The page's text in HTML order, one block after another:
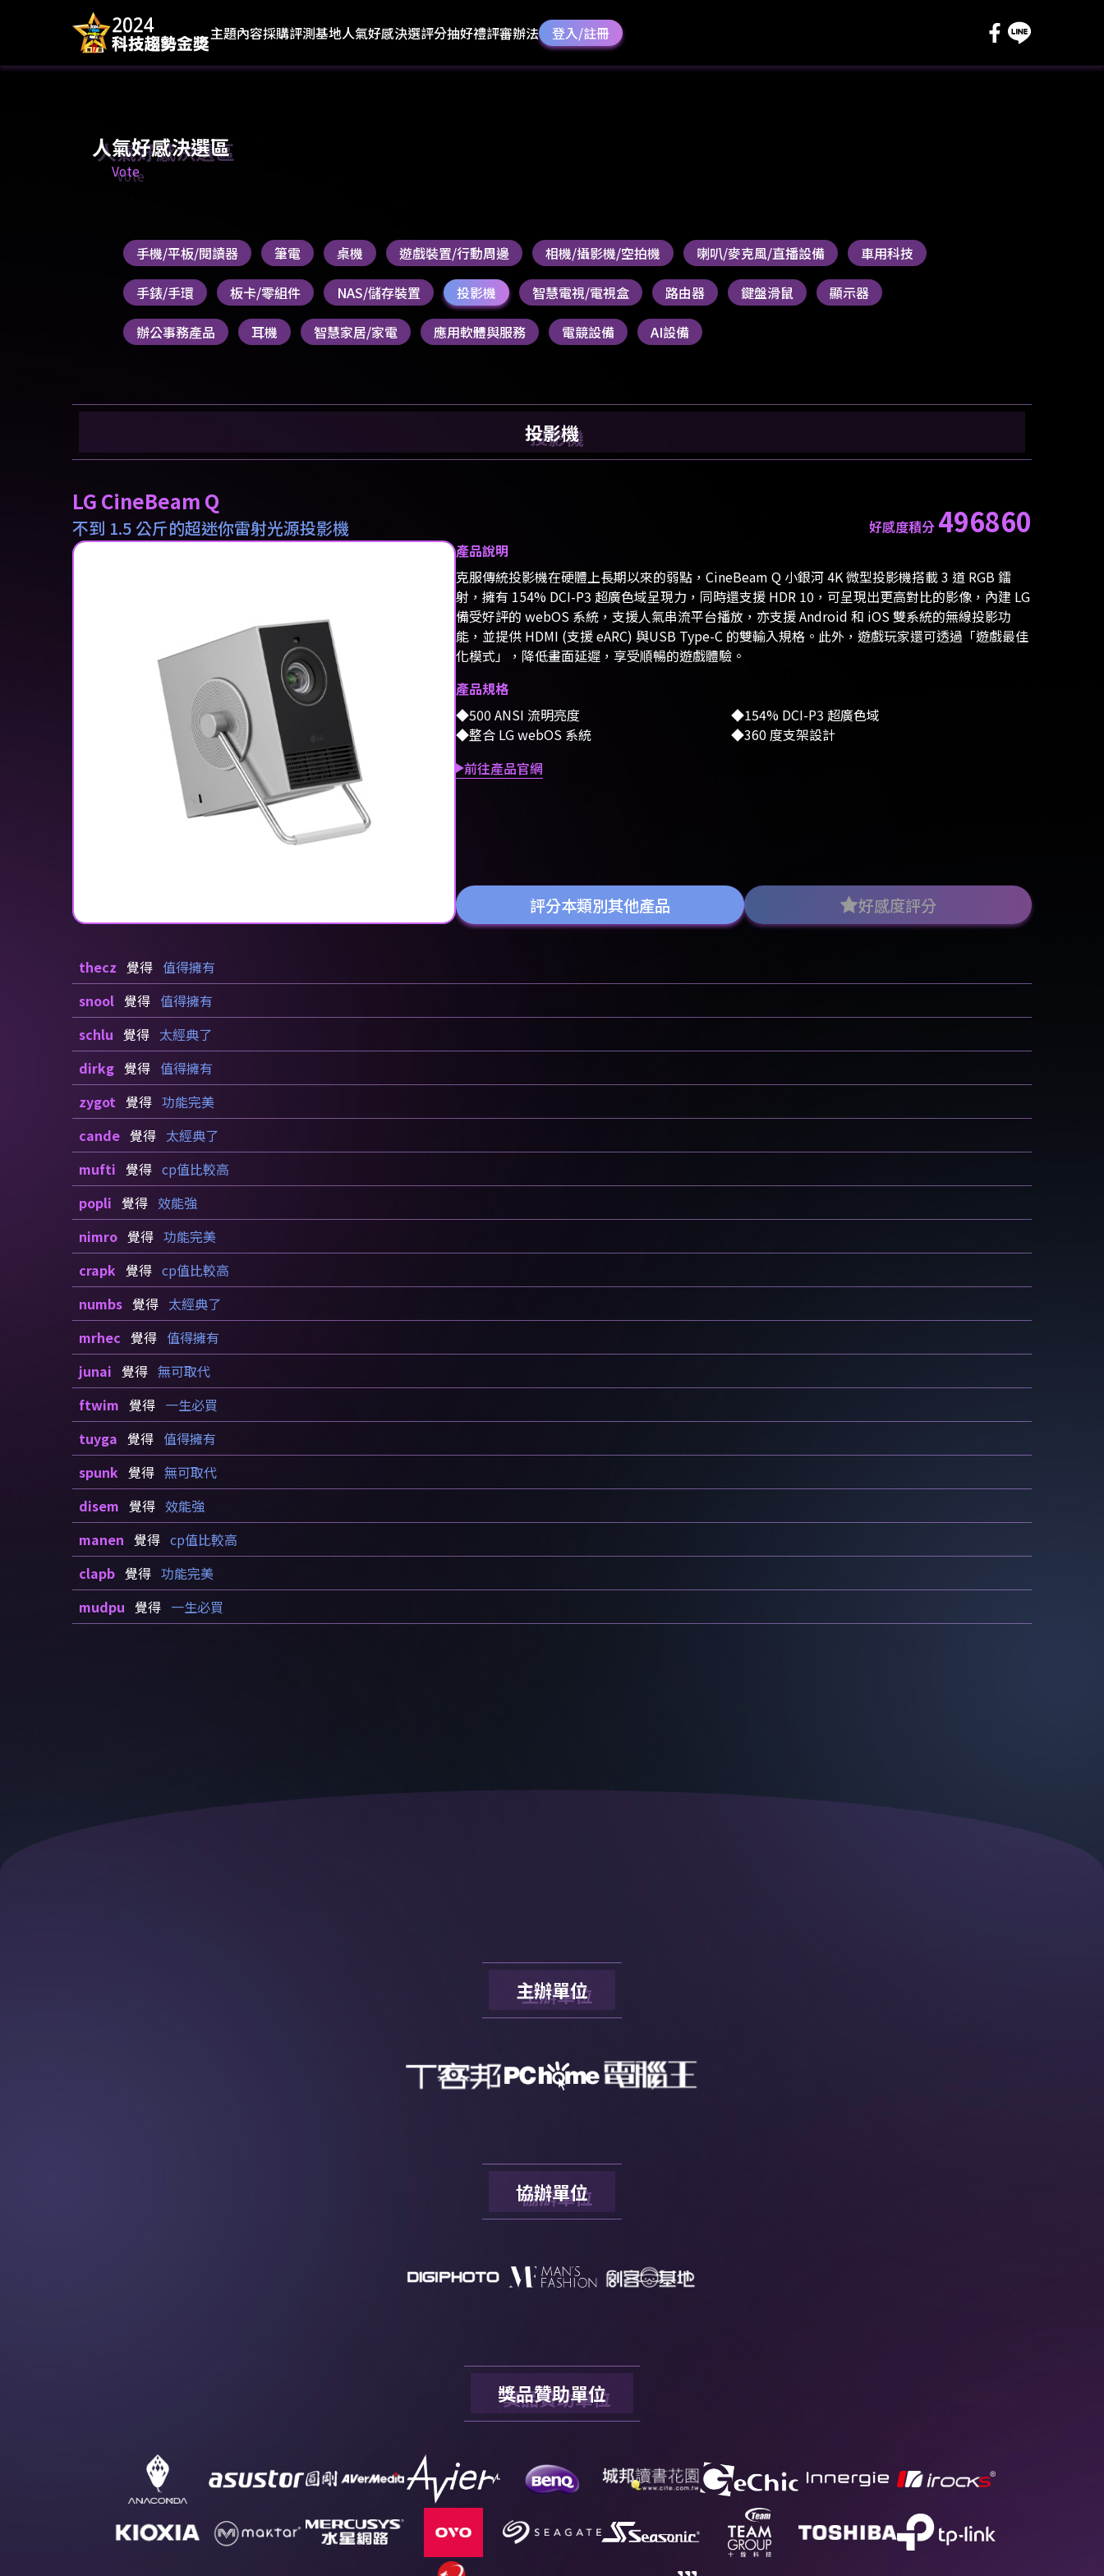
主題內容採購評測基地人氣好感決選評分抽好禮評審辦法 登入/註冊
人氣好感決選區
Vote
手機/平板/閱讀器 筆電 桌機 遊戲裝置/行動周邊 相機/攝影機/空拍機 喇叭/麥克風/直播設備
車用科技
手錶/手環
板卡/零組件 NAS/儲存裝置 投影機 智慧電視/電視盒 路由器 鍵盤滑鼠
顯示器
辦公事務產品
耳機 智慧家居/家電 應用軟體與服務 電競設備 AI設備
投影機
LG CineBeam Q
不到 1.5 公斤的超迷你雷射光源投影機 好感度積分 496860
產品說明
克服傳統投影機在硬體上長期以來的弱點，CineBeam Q 小銀河 4K 微型投影機搭載 3 道 RGB 鐳
射，擁有 154% DCI-P3 超廣色域呈現力，同時還支援 HDR 10，可呈現出更高對比的影像，內建 LG
備受好評的 webOS 系統，支援人氣串流平台播放，亦支援 Android 和 iOS 雙系統的無線投影功
能，並提供 HDMI (支援 eARC) 與USB Type-C 的雙輸入規格。此外，遊戲玩家還可透過「遊戲最佳
化模式」，降低畫面延遲，享受順暢的遊戲體驗。
產品規格
500 ANSI 流明亮度
154% DCI-P3 超廣色域
整合 LG webOS 系統
360 度支架設計
前往產品官網
評分本類別其他產品 好感度評分
thecz 覺得 值得擁有
snool 覺得 值得擁有
schlu 覺得 太經典了
dirkg 覺得 值得擁有
zygot 覺得 功能完美
cande 覺得 太經典了
mufti 覺得 cp值比較高
popli 覺得 效能強
nimro 覺得 功能完美
crapk 覺得 cp值比較高
numbs 覺得 太經典了
mrhec 覺得 值得擁有
junai 覺得 無可取代
ftwim 覺得 一生必買
tuyga 覺得 值得擁有
spunk 覺得 無可取代
disem 覺得 效能強
manen 覺得 cp值比較高
clapb 覺得 功能完美
mudpu 覺得 一生必買
主辦單位
協辦單位
獎品贊助單位